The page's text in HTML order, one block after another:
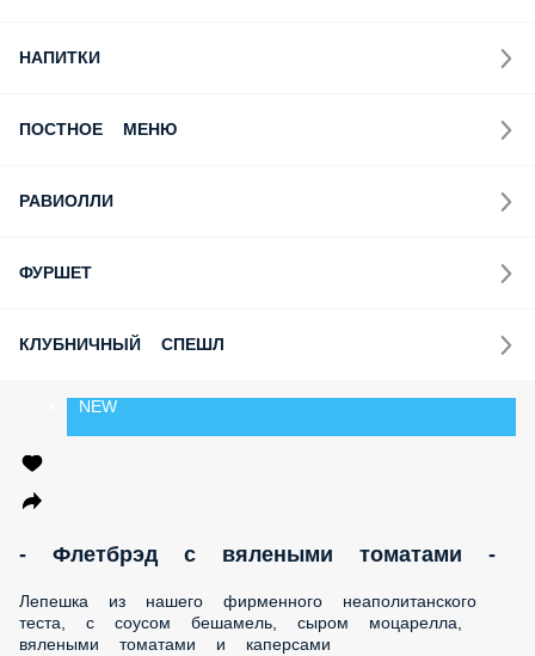
НАПИТКИ
ПОСТНОЕ МЕНЮ
РАВИОЛЛИ
ФУРШЕТ
КЛУБНИЧНЫЙ СПЕШЛ
NEW
- Флетбрэд с вялеными томатами -
Лепешка из нашего фирменного неаполитанского теста, с
соусом бешамель, сыром моцарелла, вялеными томатами
и каперсами